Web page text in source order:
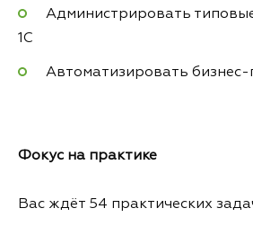
Администрировать
1С
Автоматизировать бизнес-
Фокус на практике
Вас ждёт 54 практических